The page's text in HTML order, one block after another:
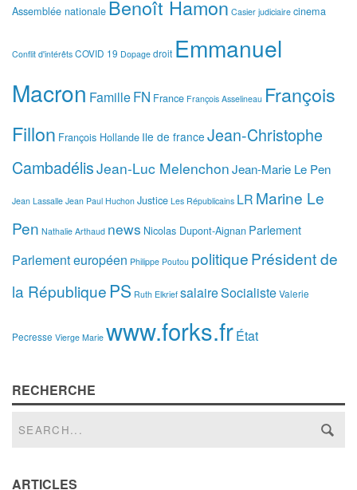
Assemblée nationale Benoît Hamon Casier judiciaire cinema
Conflit d'intérêts COVID 19 Dopage droit Emmanuel
Macron FamilleFN France François Asselineau François
Fillon François Hollande Ile de france Jean-Christophe
CambadélisJean-Luc MelenchonJean-Marie Le Pen
Jean Lassalle Jean Paul Huchon Justice Les Républicains LR Marine Le
Pen Nathalie Arthaud news Nicolas Dupont-Aignan Parlement
Parlement européen Philippe Poutou politiquePrésident de
la République PS Ruth Elkrief salaireSocialisteValerie
Pecresse Vierge Marie www.forks.frÉtat
RECHERCHE
ARTICLES